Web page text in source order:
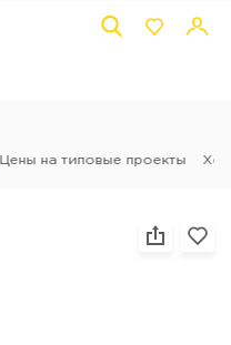
Цены на типовые проекты Ход